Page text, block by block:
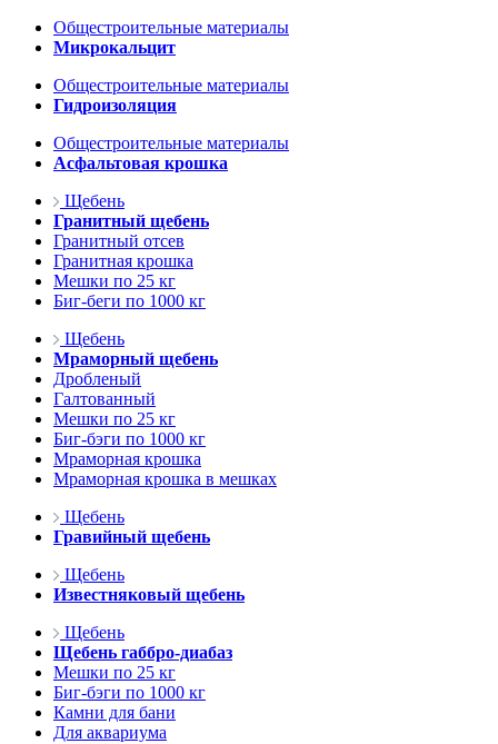
Общестроительные материалы
Микрокальцит
Общестроительные материалы
Гидроизоляция
Общестроительные материалы
Асфальтовая крошка
Щебень
Гранитный щебень
Гранитный отсев
Гранитная крошка
Мешки по 25 кг
Биг-беги по 1000 кг
Щебень
Мраморный щебень
Дробленый
Галтованный
Мешки по 25 кг
Биг-бэги по 1000 кг
Мраморная крошка
Мраморная крошка в мешках
Щебень
Гравийный щебень
Щебень
Известняковый щебень
Щебень
Щебень габбро-диабаз
Мешки по 25 кг
Биг-бэги по 1000 кг
Камни для бани
Для аквариума